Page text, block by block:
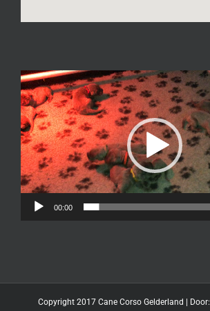
Videospeler
00:00
Copyright 2017 Cane Corso Gelderland | Door: